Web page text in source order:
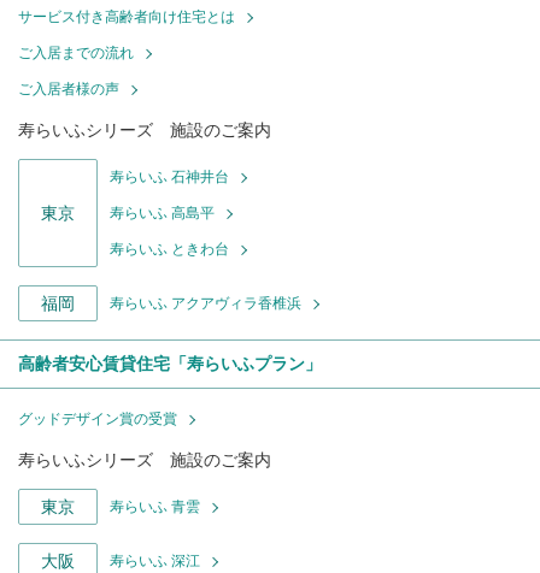
サービス付き高齢者向け住宅とは
ご入居までの流れ
ご入居者様の声
寿らいふシリーズ 施設のご案内
東京
寿らいふ 石神井台
寿らいふ 高島平
寿らいふ ときわ台
福岡 寿らいふ アクアヴィラ香椎浜
高齢者安心賃貸住宅「寿らいふプラン」
グッドデザイン賞の受賞
寿らいふシリーズ 施設のご案内
東京 寿らいふ 青雲
大阪 寿らいふ 深江